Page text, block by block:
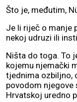
Što je, međutim,
Je li riječ o manje
nekoj udruzi ili
Ništa do toga. To
kojemu njemački
tjednima ozbiljno,
povodom njegove
Hrvatskoj uredno